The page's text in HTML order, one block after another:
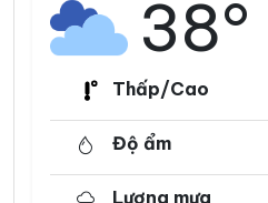
38°
Thấp/Cao
Độ ẩm
Lượng mưa